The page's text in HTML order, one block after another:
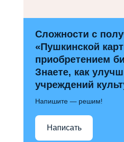
Сложности с
«Пушкинской
приобретением
Знаете, как
учреждений
Напишите — решим!
Написать